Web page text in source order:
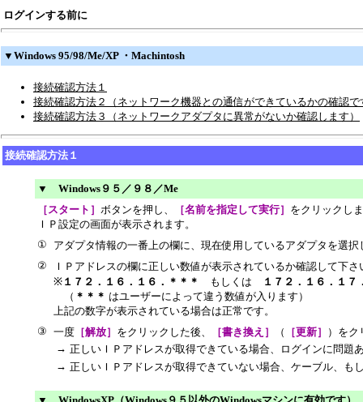
ログインする前に
▼Windows 95/98/Me/XP ・Machintosh
接続確認方法１
接続確認方法２（ネットワーク機器との通信ができているかの確認で
接続確認方法３（ネットワークアダプタに異常がないか確認します）
接続確認方法１
▼ Windows９５／９８／Me
［スタート］ ボタンを押し、 ［名前を指定して実行］ をクリックし
ＩＰ設定の画面が表示されます。
①
アダプタ情報の一番上の欄に、現在使用しているアダプタを選択
②
ＩＰアドレスの欄に正しい数値が表示されているか確認して下さ
※ １７２．１６．１６．＊＊＊ もしくは
１７２．１６．１７
（ ＊＊＊ はユーザーによって違う数値が入ります）
上記の数字が表示されている場合は正常です。
③ 一度 ［解放］ をクリックした後、 ［書き換え］ （ ［更新］
）をク
→ 正しいＩＰアドレスが取得できている場合、ログインに問題
→ 正しいＩＰアドレスが取得できていない場合、ケーブル、も